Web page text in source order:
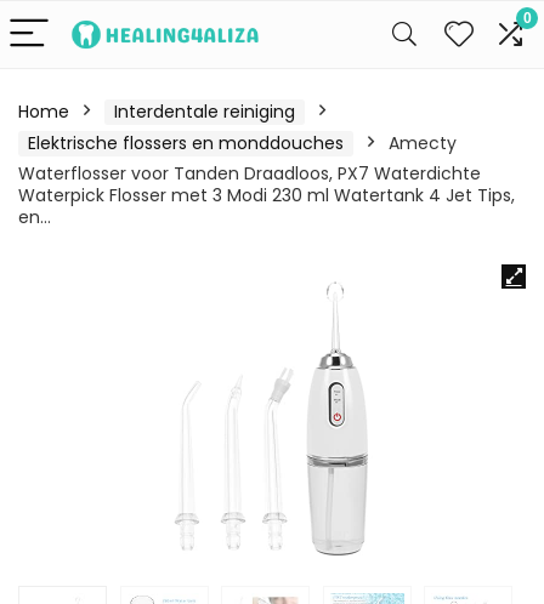
0
Home
Interdentale reiniging
Elektrische flossers en monddouches
Amecty
Waterflosser voor Tanden Draadloos, PX7 Waterdichte
Waterpick Flosser met 3 Modi 230 ml Watertank 4 Jet Tips,
en…